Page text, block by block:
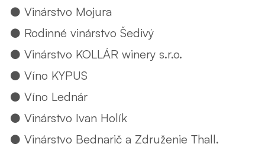
● Vinárstvo Mojura
● Rodinné vinárstvo Šedivý
● Vinárstvo KOLLÁR winery s.r.o.
● Víno KYPUS
● Víno Lednár
● Vinárstvo Ivan Holík
● Vinárstvo Bednarič a Združenie Thall.